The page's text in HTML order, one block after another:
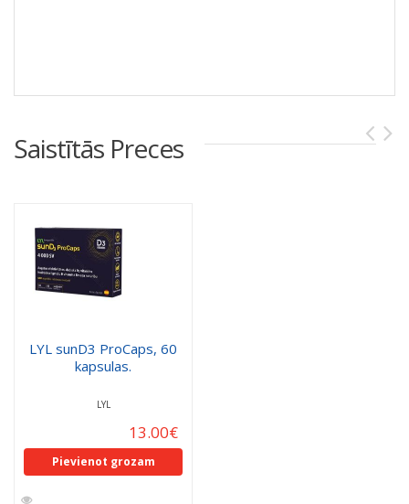
Saistītās Preces
LYL sunD3 ProCaps, 60
kapsulas.
LYL
13.00€
Pievienot grozam